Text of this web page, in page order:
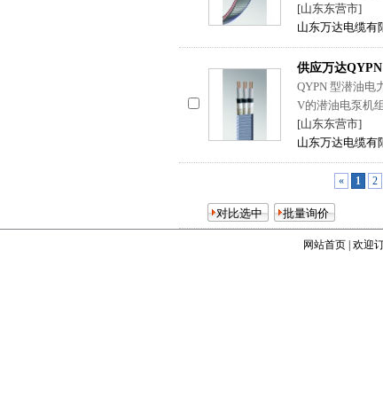
[山东东营市]
山东万达电缆有
供应万达
QYPN 型潜油电
V的潜油电泵机
[山东东营市]
山东万达电缆有
« 1 2
网站首页| 欢迎